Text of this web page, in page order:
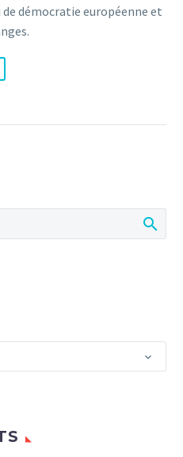
démocratie européenne et